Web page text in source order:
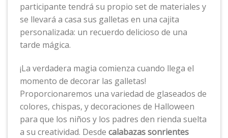
participante tendrá su propio set de materiales y
se llevará a casa sus galletas en una cajita
personalizada: un recuerdo delicioso de una
tarde mágica.
¡La verdadera magia comienza cuando llega el
momento de decorar las galletas!
Proporcionaremos una variedad de glaseados de
colores, chispas, y decoraciones de Halloween
para que los niños y los padres den rienda suelta
a su creatividad. Desde calabazas sonrientes